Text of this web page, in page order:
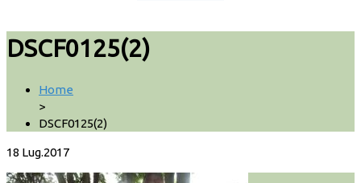
DSCF0125(2)
Home
>
DSCF0125(2)
18 Lug.2017